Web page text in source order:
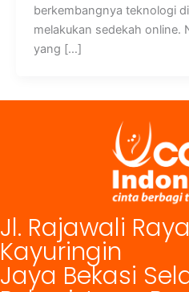
berkembangnya teknologi
melakukan sedekah online.
yang […]
Jl. Rajawali
Kayuringin
Jaya Bekasi